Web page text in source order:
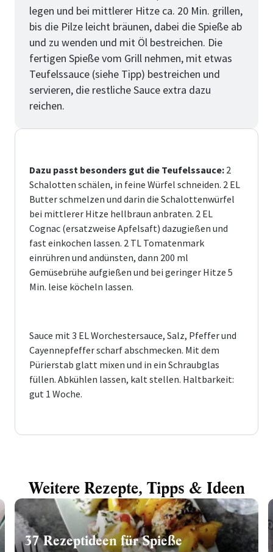
legen und bei mittlerer Hitze ca. 20 Min. grillen,
bis die Pilze leicht bräunen, dabei die Spieße ab
und zu wenden und mit Öl bestreichen. Die
fertigen Spieße vom Grill nehmen, mit etwas
Teufelssauce (siehe Tipp) bestreichen und
servieren, die restliche Sauce extra dazu
reichen.
Dazu passt besonders gut die Teufelssauce: 2
Schalotten schälen, in feine Würfel schneiden. 2 EL
Butter schmelzen und darin die Schalottenwürfel
bei mittlerer Hitze hellbraun anbraten. 2 EL
Cognac (ersatzweise Apfelsaft) dazugießen und
fast einkochen lassen. 2 TL Tomatenmark
einrühren und andünsten, dann 200 ml
Gemüsebrühe aufgießen und bei geringer Hitze 5
Min. leise köcheln lassen.
Sauce mit 3 EL Worchestersauce, Salz, Pfeffer und
Cayennepfeffer scharf abschmecken. Mit dem
Pürierstab glatt mixen und in ein Schraubglas
füllen. Abkühlen lassen, kalt stellen. Haltbarkeit:
gut 1 Woche.
Weitere Rezepte, Tipps & Ideen
37 Rezeptideen für Spieße